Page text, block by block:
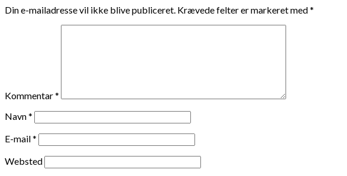
Din e-mailadresse vil ikke blive publiceret. Krævede felter er markeret med*
Kommentar*
Navn*
E-mail*
Websted